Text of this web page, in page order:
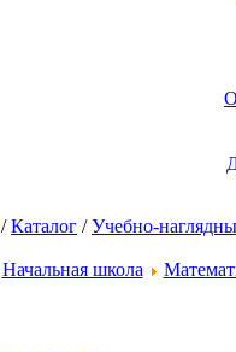
/Каталог /Учебно-
Начальная школа